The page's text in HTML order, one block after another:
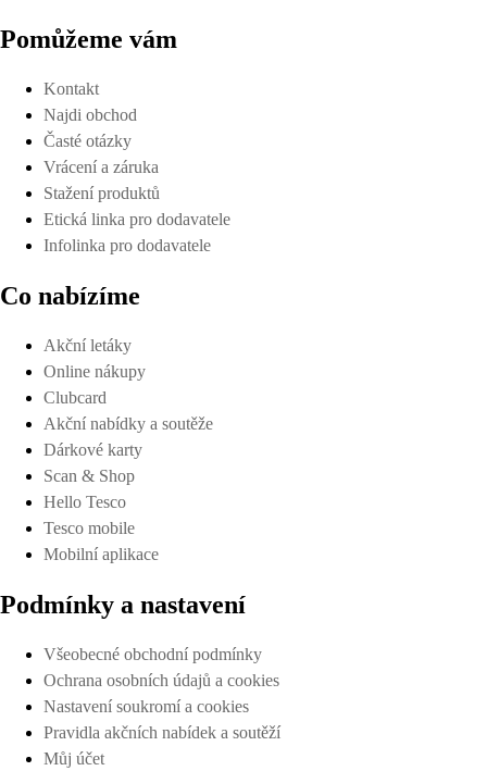
Pomůžeme vám
Kontakt
Najdi obchod
Časté otázky
Vrácení a záruka
Stažení produktů
Etická linka pro dodavatele
Infolinka pro dodavatele
Co nabízíme
Akční letáky
Online nákupy
Clubcard
Akční nabídky a soutěže
Dárkové karty
Scan & Shop
Hello Tesco
Tesco mobile
Mobilní aplikace
Podmínky a nastavení
Všeobecné obchodní podmínky
Ochrana osobních údajů a cookies
Nastavení soukromí a cookies
Pravidla akčních nabídek a soutěží
Můj účet